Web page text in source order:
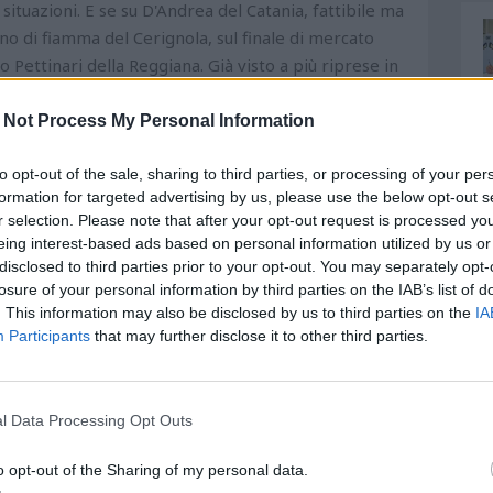
Not Process My Personal Information
opt-out of the sale, sharing to third parties, or processing of your
for targeted advertising by us, please use the below opt-out
selection. Please note that after your opt-out request is processed
interest-based ads based on personal information utilized by us
to third parties prior to your opt-out. You may separately
of your personal information by third parties on the IAB’s list of
This information may also be disclosed by us to third parties on the
Participants that may further disclose it to other third parties.
Data Processing Opt Outs
opt-out of the Sharing of my personal data.
E se su D'Andrea del Catania, fattibile ma
di fiamma del Cerignola, sul finale di mercato
Pettinari della Reggiana. Già visto a più riprese in
fuori rosa dopo che in estate aveva rifiutato
d'opera è stato reintegrato e si è guadagnato
non lo blinda a Reggio Emilia, tanto più che i
in organico per rinforzare il proprio attacco e
Tullio Tinti, lo stesso di Vergani che è in cerca di
con Sebastiani e Foggia ma l'operazione non si
un contratto di almeno 2 anni e mezzo per
e poi l'assenza di offerte dalla serie cadetta, che
Reggio ci sono anche l'altro attaccante Luca Vido,
anni in base alle presenze e che potrebbe essere
centrocampista Elvis Kabashi, nelle scorse
all'Adriatico dopo la fugace esperienza del
e tattiche sarebbe perfetto per il calcio di Baldini
per il reparto mediano pescarese. Per
però, si dovrà necessariamente dismettere